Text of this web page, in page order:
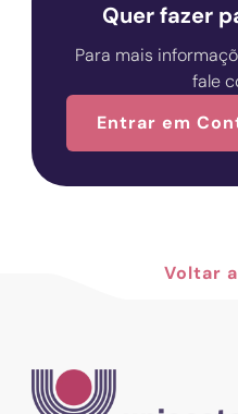
Quer fazer
Para mais
fale
Entrar em
Voltar